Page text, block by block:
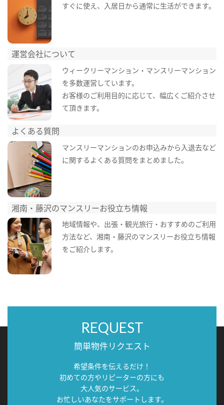
すぐに使え、入居日から通常に生活ができます。
運営会社について
ウィークリーマンション・マンスリーマンション
を多数運営しています。
お客様のご利用目的に応じて、幅広くご紹介させ
て頂きます。
よくある質問
マンスリーマンションのお申込みから入退去など
に関するよくある質問をまとめました。
湘南・藤沢のマンスリーお役立ち情報
地域情報や、出張・観光旅行・おすすめのご利用
方法など、湘南・藤沢のマンスリーお役立ち情報
をご紹介します。
REQUEST
簡単物件リクエスト
希望条件を伝えるだけ！
初めての方やリピーターの方にも
大人気のサービス。
お忙しいあなたをサポートします。